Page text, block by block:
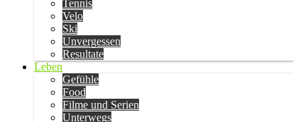
Tennis
Velo
Ski
Unvergessen
Resultate
Leben
Gefühle
Food
Filme und Serien
Unterwegs